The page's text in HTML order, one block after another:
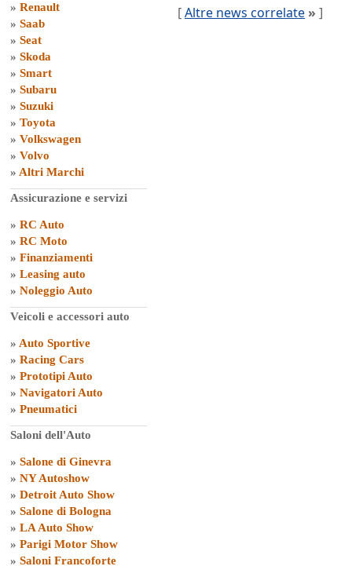
» Renault
» Saab
» Seat
» Skoda
» Smart
» Subaru
» Suzuki
» Toyota
» Volkswagen
» Volvo
» Altri Marchi
Assicurazione e servizi
» RC Auto
» RC Moto
» Finanziamenti
» Leasing auto
» Noleggio Auto
Veicoli e accessori auto
» Auto Sportive
» Racing Cars
» Prototipi Auto
» Navigatori Auto
» Pneumatici
Saloni dell'Auto
» Salone di Ginevra
» NY Autoshow
» Detroit Auto Show
» Salone di Bologna
» LA Auto Show
» Parigi Motor Show
» Saloni Francoforte
[Altre news correlate » ]